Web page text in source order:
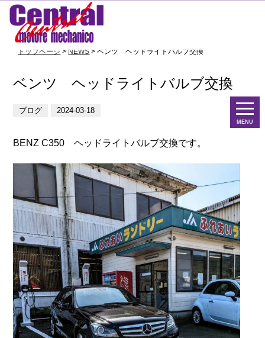
MENU
トップページ > NEWS > ベンツ ヘッドライトバルブ交換
ベンツ ヘッドライトバルブ交換
ブログ 2024-03-18
BENZ C350 ヘッドライトバルブ交換です。